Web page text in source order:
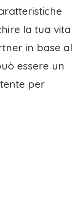
la tua vita
in base al
essere un
per